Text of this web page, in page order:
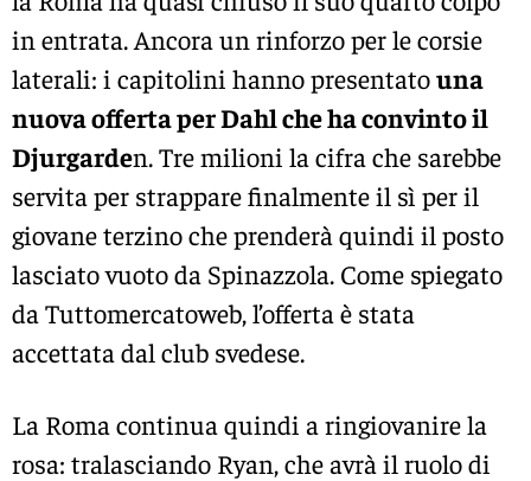
in entrata. Ancora un rinforzo per le corsie
laterali: i capitolini hanno presentatouna
nuova offerta per Dahl che ha convinto il
Djurgarden. Tre milioni la cifra che sarebbe
servita per strappare finalmente il sì per il
giovane terzino che prenderà quindi il posto
lasciato vuoto da Spinazzola. Come spiegato
da Tuttomercatoweb, l’offerta è stata
accettata dal club svedese.
La Roma continua quindi a ringiovanire la
rosa: tralasciando Ryan, che avrà il ruolo di